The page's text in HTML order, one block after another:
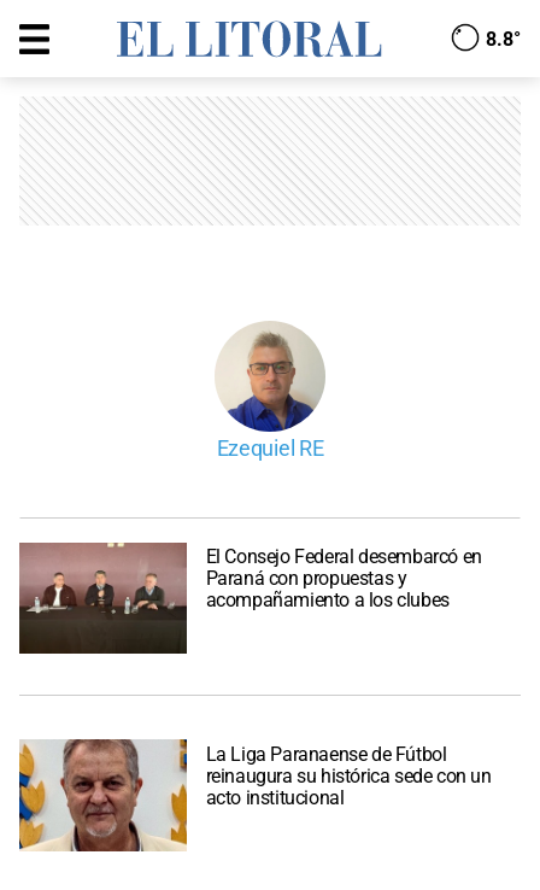
8.8°
Ezequiel RE
El Consejo Federal desembarcó en
Paraná con propuestas y
acompañamiento a los clubes
La Liga Paranaense de Fútbol
reinaugura su histórica sede con un
acto institucional